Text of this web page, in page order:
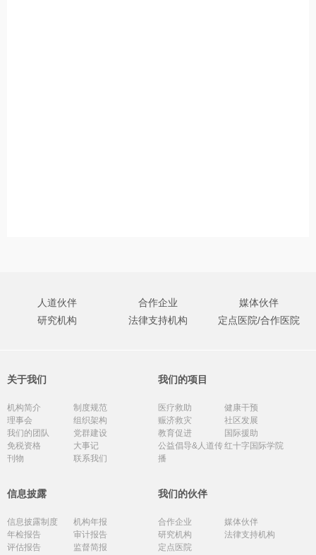
人道伙伴 合作企业
媒体伙伴
研究机构
法律支持机构 定点医院/合作医院
关于我们
机构简介
制度规范
理事会
组织架构
我们的团队
党群建设
免税资格
大事记
刊物
联系我们
我们的项目
医疗救助
健康干预
赈济救灾
社区发展
教育促进
国际援助
公益倡导&人道传
播
红十字国际学院
信息披露
信息披露制度
机构年报
年检报告
审计报告
评估报告
监督简报
我们的伙伴
合作企业
媒体伙伴
研究机构
法律支持机构
定点医院